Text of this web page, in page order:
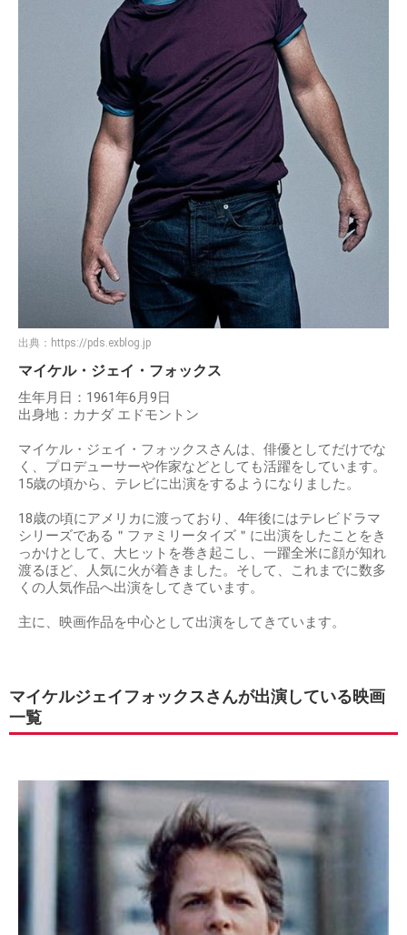
出典： https://pds.exblog.jp
マイケル・ジェイ・フォックス
生年月日：1961年6月9日
出身地：カナダ エドモントン
マイケル・ジェイ・フォックスさんは、俳優としてだけでな
く、プロデューサーや作家などとしても活躍をしています。
15歳の頃から、テレビに出演をするようになりました。
18歳の頃にアメリカに渡っており、4年後にはテレビドラマ
シリーズである＂ファミリータイズ＂に出演をしたことをき
っかけとして、大ヒットを巻き起こし、一躍全米に顔が知れ
渡るほど、人気に火が着きました。そして、これまでに数多
くの人気作品へ出演をしてきています。
主に、映画作品を中心として出演をしてきています。
マイケルジェイフォックスさんが出演している映画
一覧